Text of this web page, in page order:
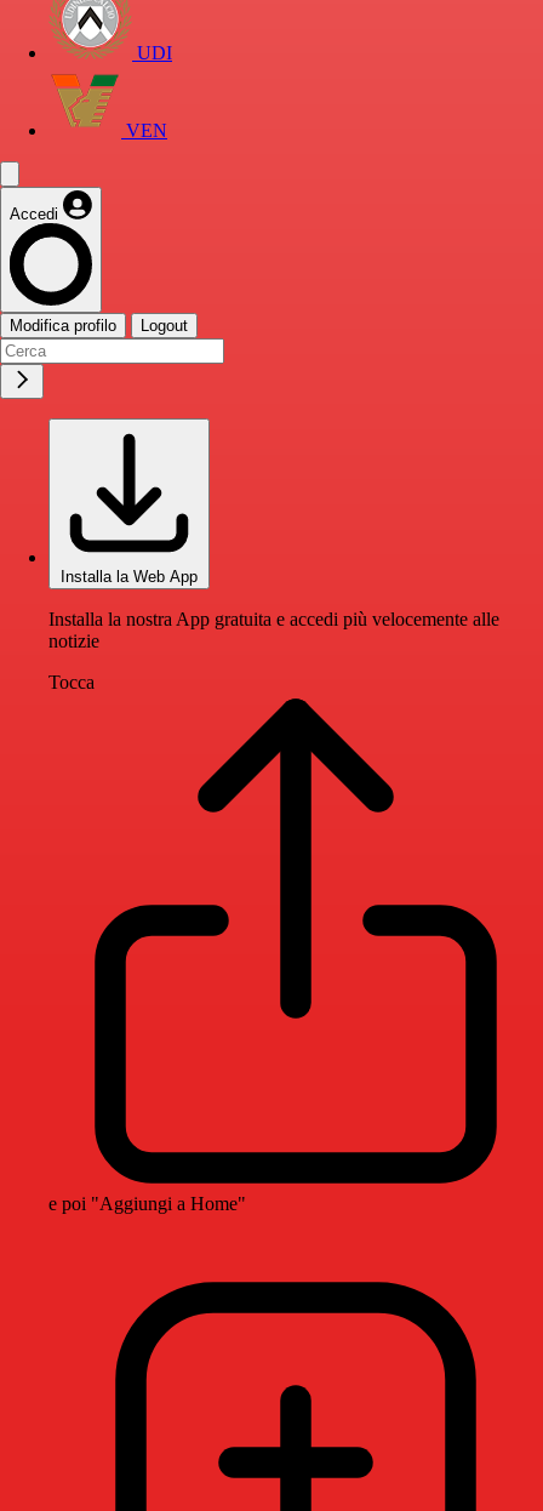
UDI
VEN
Accedi
Modifica profilo Logout
Installa la Web App
Installa la nostra App gratuita e accedi più velocemente alle
notizie
Tocca
e poi "Aggiungi a Home"